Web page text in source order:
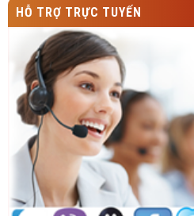
HỖ TRỢ TRỰC TUYẾN